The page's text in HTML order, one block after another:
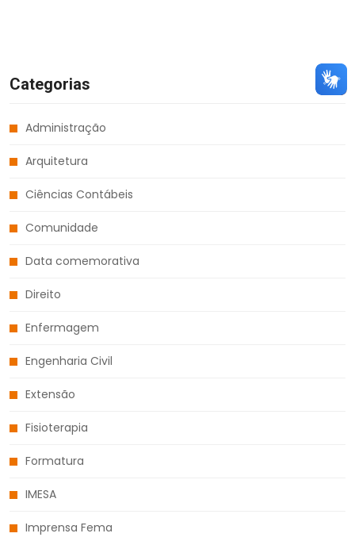
Categorias
Administração
Arquitetura
Ciências Contábeis
Comunidade
Data comemorativa
Direito
Enfermagem
Engenharia Civil
Extensão
Fisioterapia
Formatura
IMESA
Imprensa Fema